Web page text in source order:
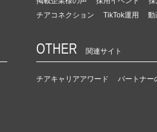
チアコネクション
TikTok運用 動
OTHER 関連サイト
チアキャリアアワード パートナー